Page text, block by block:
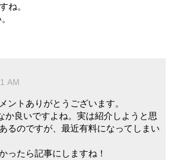
ね。
AM
ントありがとうございます。
か良いですよね。実は紹介しようと思
るのですが、最近有料になってしまい
ったら記事にしますね！